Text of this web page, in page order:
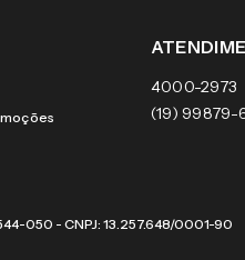
4000-2973
(19) 99879-
050 - CNPJ: 13.257.648/0001-90